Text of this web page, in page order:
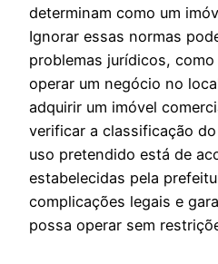
determinam como um
Ignorar essas normas
problemas jurídicos,
operar um negócio no
adquirir um imóvel
verificar a classificação
uso pretendido está de
estabelecidas pela
complicações legais e
possa operar sem